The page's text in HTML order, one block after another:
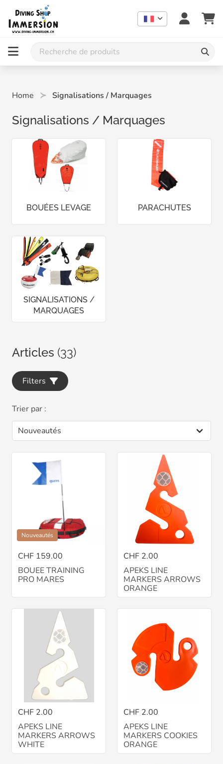
Home Signalisations / Marquages
Signalisations / Marquages
BOUÉES LEVAGE PARACHUTES
SIGNALISATIONS /
MARQUAGES
Articles (33)
Filters
Trier par :
Nouveautés
CHF 159.00
BOUEE TRAINING
PRO MARES
CHF 2.00
APEKS LINE
MARKERS ARROWS
ORANGE
CHF 2.00
APEKS LINE
MARKERS ARROWS
WHITE
CHF 2.00
APEKS LINE
MARKERS COOKIES
ORANGE